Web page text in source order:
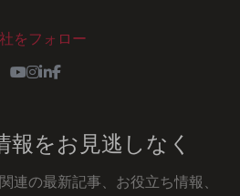
をフォロー
Youtube
Instagram
LinkedIn
Facebook
報をお見逃しなく
連の最新記事、お役立ち情報、